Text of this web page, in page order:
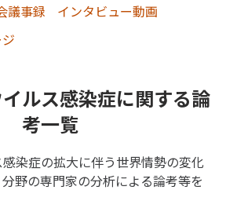
議事録
インタビュー動画
ルス感染症に関する論
考一覧
染症の拡大に伴う世界情勢の変化
野の専門家の分析による論考等を